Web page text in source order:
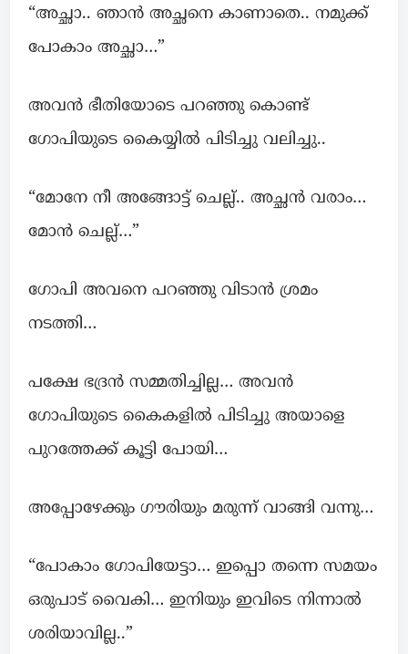
“അച്ഛാ.. ഞാൻ അച്ഛനെ കാണാതെ.. നമുക്ക്
പോകാം അച്ഛാ…”
അവന്‍ ഭീതിയോടെ പറഞ്ഞു കൊണ്ട്
ഗോപിയുടെ കൈയ്യിൽ പിടിച്ചു വലിച്ചു..
“മോനേ നീ അങ്ങോട്ട് ചെല്ല്.. അച്ഛൻ വരാം…
മോന്‍ ചെല്ല്…”
ഗോപി അവനെ പറഞ്ഞു വിടാന്‍ ശ്രമം
നടത്തി…
പക്ഷേ ഭദ്രൻ സമ്മതിച്ചില്ല… അവന്‍
ഗോപിയുടെ കൈകളില്‍ പിടിച്ചു അയാളെ
പുറത്തേക്ക്‌ കൂട്ടി പോയി…
അപ്പോഴേക്കും ഗൗരിയും മരുന്ന് വാങ്ങി വന്നു…
“പോകാം ഗോപിയേട്ടാ… ഇപ്പൊ തന്നെ സമയം
ഒരുപാട് വൈകി… ഇനിയും ഇവിടെ നിന്നാൽ
ശരിയാവില്ല..”